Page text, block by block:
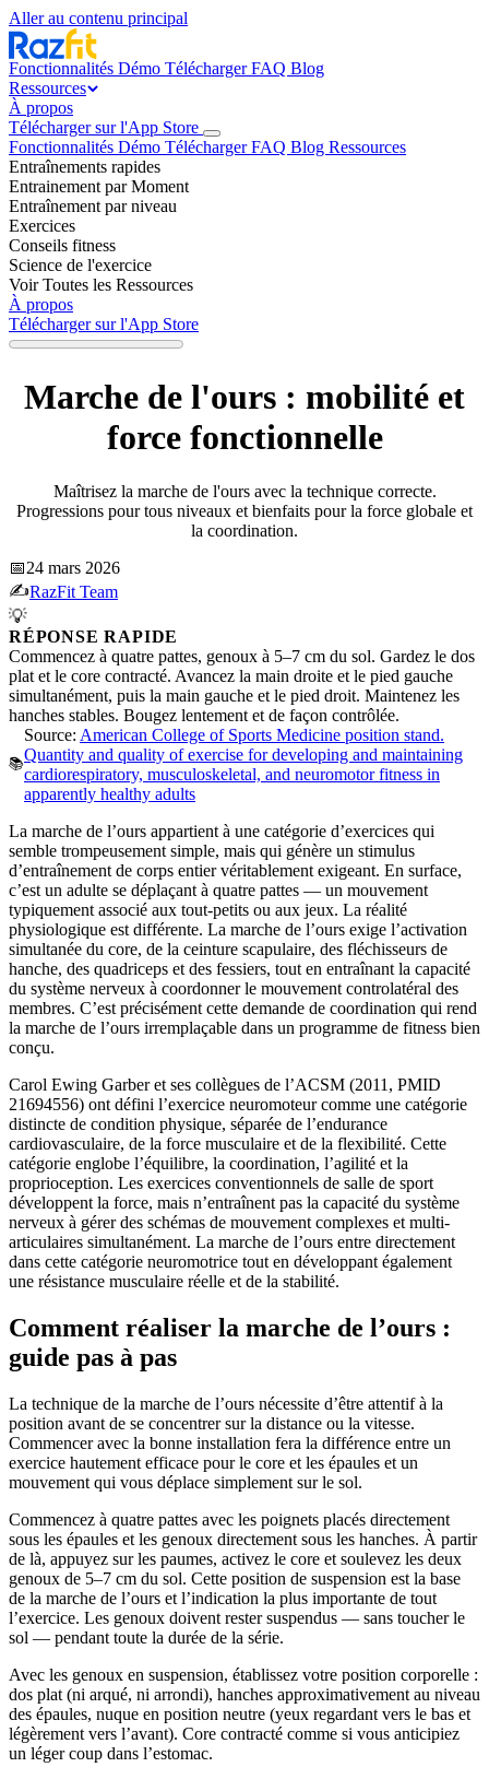
Aller au contenu principal
Fonctionnalités Démo TéléchargerFAQ Blog
Ressources
À propos
Télécharger sur l'App Store
Fonctionnalités Démo TéléchargerFAQ Blog Ressources
Entraînements rapides
Entrainement par Moment
Entraînement par niveau
Exercices
Conseils fitness
Science de l'exercice
Voir Toutes les Ressources
À propos
Télécharger sur l'App Store
Marche de l'ours : mobilité et
force fonctionnelle
Maîtrisez la marche de l'ours avec la technique correcte.
Progressions pour tous niveaux et bienfaits pour la force globale et
la coordination.
📅24 mars 2026
✍️RazFit Team
💡
RÉPONSE RAPIDE
Commencez à quatre pattes, genoux à 5–7 cm du sol. Gardez le dos
plat et le core contracté. Avancez la main droite et le pied gauche
simultanément, puis la main gauche et le pied droit. Maintenez les
hanches stables. Bougez lentement et de façon contrôlée.
📚
Source: American College of Sports Medicine position stand.
Quantity and quality of exercise for developing and maintaining
cardiorespiratory, musculoskeletal, and neuromotor fitness in
apparently healthy adults
La marche de l’ours appartient à une catégorie d’exercices qui
semble trompeusement simple, mais qui génère un stimulus
d’entraînement de corps entier véritablement exigeant. En surface,
c’est un adulte se déplaçant à quatre pattes — un mouvement
typiquement associé aux tout-petits ou aux jeux. La réalité
physiologique est différente. La marche de l’ours exige l’activation
simultanée du core, de la ceinture scapulaire, des fléchisseurs de
hanche, des quadriceps et des fessiers, tout en entraînant la capacité
du système nerveux à coordonner le mouvement controlatéral des
membres. C’est précisément cette demande de coordination qui rend
la marche de l’ours irremplaçable dans un programme de fitness bien
conçu.
Carol Ewing Garber et ses collègues de l’ACSM (2011, PMID
21694556) ont défini l’exercice neuromoteur comme une catégorie
distincte de condition physique, séparée de l’endurance
cardiovasculaire, de la force musculaire et de la flexibilité. Cette
catégorie englobe l’équilibre, la coordination, l’agilité et la
proprioception. Les exercices conventionnels de salle de sport
développent la force, mais n’entraînent pas la capacité du système
nerveux à gérer des schémas de mouvement complexes et multi-
articulaires simultanément. La marche de l’ours entre directement
dans cette catégorie neuromotrice tout en développant également
une résistance musculaire réelle et de la stabilité.
Comment réaliser la marche de l’ours :
guide pas à pas
La technique de la marche de l’ours nécessite d’être attentif à la
position avant de se concentrer sur la distance ou la vitesse.
Commencer avec la bonne installation fera la différence entre un
exercice hautement efficace pour le core et les épaules et un
mouvement qui vous déplace simplement sur le sol.
Commencez à quatre pattes avec les poignets placés directement
sous les épaules et les genoux directement sous les hanches. À partir
de là, appuyez sur les paumes, activez le core et soulevez les deux
genoux de 5–7 cm du sol. Cette position de suspension est la base
de la marche de l’ours et l’indication la plus importante de tout
l’exercice. Les genoux doivent rester suspendus — sans toucher le
sol — pendant toute la durée de la série.
Avec les genoux en suspension, établissez votre position corporelle :
dos plat (ni arqué, ni arrondi), hanches approximativement au niveau
des épaules, nuque en position neutre (yeux regardant vers le bas et
légèrement vers l’avant). Core contracté comme si vous anticipiez
un léger coup dans l’estomac.